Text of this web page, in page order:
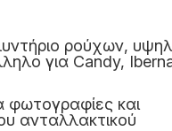
ρούχων,
για Candy,
φωτογραφίες και
ανταλλακτικού